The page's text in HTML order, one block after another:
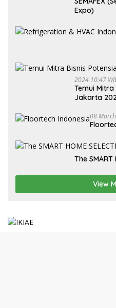
Expo)
2024 10:47
Temui Mitra
Jakarta
08
The SMART
View